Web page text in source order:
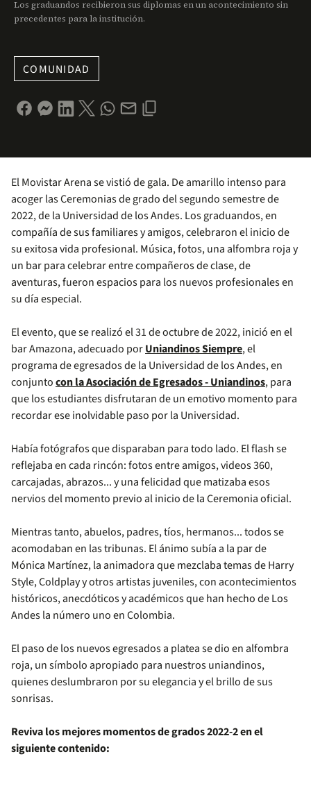
Los graduandos recibieron sus diplomas en un acontecimiento sin
precedentes para la institución.
COMUNIDAD
El Movistar Arena se vistió de gala. De amarillo intenso para
acoger las Ceremonias de grado del segundo semestre de
2022, de la Universidad de los Andes. Los graduandos, en
compañía de sus familiares y amigos, celebraron el inicio de
su exitosa vida profesional. Música, fotos, una alfombra roja y
un bar para celebrar entre compañeros de clase, de
aventuras, fueron espacios para los nuevos profesionales en
su día especial.
El evento, que se realizó el 31 de octubre de 2022, inició en el
bar Amazona, adecuado porUniandinos Siempre, el
programa de egresados de la Universidad de los Andes, en
conjuntocon la Asociación de Egresados - Uniandinos, para
que los estudiantes disfrutaran de un emotivo momento para
recordar ese inolvidable paso por la Universidad.
Había fotógrafos que disparaban para todo lado. El flash se
reflejaba en cada rincón: fotos entre amigos, videos 360,
carcajadas, abrazos... y una felicidad que matizaba esos
nervios del momento previo al inicio de la Ceremonia oficial.
Mientras tanto, abuelos, padres, tíos, hermanos... todos se
acomodaban en las tribunas. El ánimo subía a la par de
Mónica Martínez, la animadora que mezclaba temas de Harry
Style, Coldplay y otros artistas juveniles, con acontecimientos
históricos, anecdóticos y académicos que han hecho de Los
Andes la número uno en Colombia.
El paso de los nuevos egresados a platea se dio en alfombra
roja, un símbolo apropiado para nuestros uniandinos,
quienes deslumbraron por su elegancia y el brillo de sus
sonrisas.
Reviva los mejores momentos de grados 2022-2 en el
siguiente contenido: